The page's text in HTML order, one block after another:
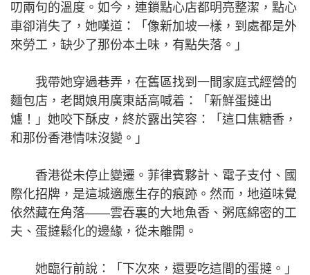
叨兩句的溫度。如今，連鎖點心店都明亮整潔，點心
車卻消失了，她嘆道：「像新加坡一樣，到處都是外
來勞工，缺少了那份本土味，有點失落。」
我帶她穿過巷弄，在舊區找到一間家庭式經營的
麵包店，老闆娘用廣東話高喊着：「新鮮蛋撻出
爐！」她咬下酥皮，終於露出笑容：「這口焦糖香，
和那份香港情味沒變。」
香港從未停止變遷。菲律賓夥計、電子支付、國
際化招牌，是這城適應生存的痕跡。然而，地道味覺
依然藏在角落——雲吞裏的大地魚香、粥底綿密的工
夫、蛋撻鬆化的邊緣，從未離開。
她臨行前說：「下次來，還要吃這間的蛋撻。」